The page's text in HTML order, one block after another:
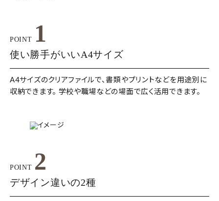
POINT 1
使い勝手がいいA4サイズ
A4サイズのクリアファイルで、書類やプリントなどを用途別に
収納できます。 学校や職場などの場面で広く活用できます。
POINT 2
デザイン違いの2種